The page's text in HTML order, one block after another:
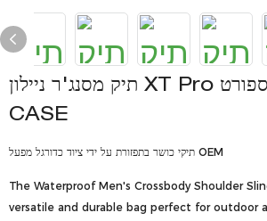
תיק מסנג'ר ניילון XT Pro סדרה ספורט ｜ GX-
CASE
תיקי כושר בתפזורת על ידי ציוד כדורגל מפעל OEM
The Waterproof Men's Crossbody Shoulder
versatile and durable bag perfect for outdoor